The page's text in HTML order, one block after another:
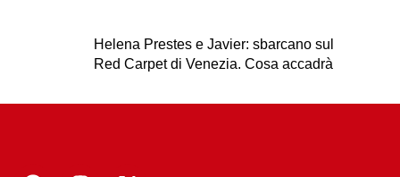
Helena Prestes e Javier: sbarcano sul
Red Carpet di Venezia. Cosa accadrà